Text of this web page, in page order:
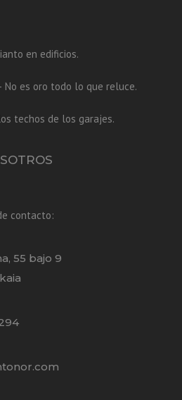
en edificios.
No es oro todo lo que reluce.
techos de los garajes.
contacto:
55 bajo 9